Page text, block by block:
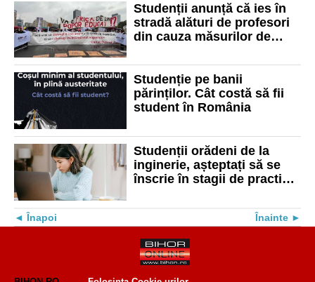
Studenții anunță că ies în
stradă alături de profesori
din cauza măsurilor de
educație
Studenție pe banii
părinților. Cât costă să fii
student în România
Studenții orădeni de la
inginerie, așteptați să se
înscrie în stagii de practică
Înapoi Înainte